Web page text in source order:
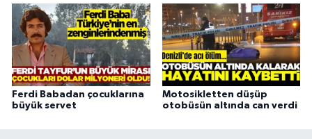
Ferdi Babadan çocuklarına
büyük servet
Motosikletten düşüp
otobüsün altında can verdi